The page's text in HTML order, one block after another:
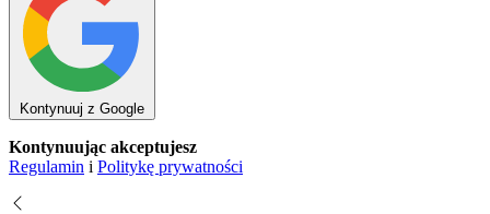
Kontynuuj z Google
Kontynuując akceptujesz
Regulamin i Politykę prywatności